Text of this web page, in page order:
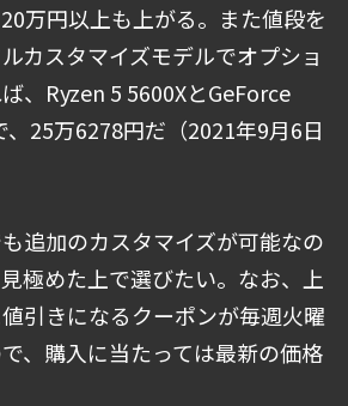
万円以上も上がる。また値段を
カスタマイズモデルでオプショ
、Ryzen 5 5600XとGeForce
、25万6278円だ（2021年9月6日
追加のカスタマイズが可能なの
極めた上で選びたい。なお、上
引きになるクーポンが毎週火曜
、購入に当たっては最新の価格